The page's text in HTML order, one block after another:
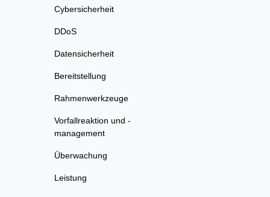
Cybersicherheit
DDoS
Datensicherheit
Bereitstellung
Rahmenwerkzeuge
Vorfallreaktion und -
management
Überwachung
Leistung